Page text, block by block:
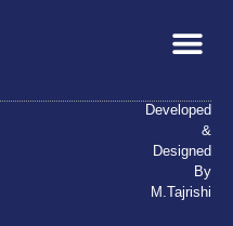
Developed
&
Designed
By
M.Tajrishi